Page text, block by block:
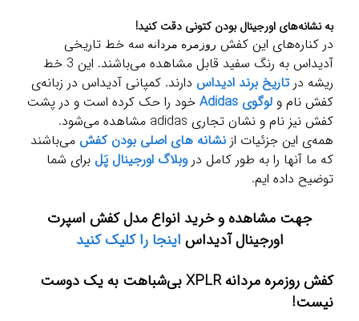
به نشانه‌های اورجینال بودن کتونی دقت کنید!
در کناره‌های این کفش روزمره مردانه سه خط تاریخی
آدیداس به رنگ سفید قابل مشاهده می‌باشند. این 3 خط
ریشه در تاریخ برند ادیداس دارند. کمپانی آدیداس در زبانه‌ی
کفش نام و لوگوی Adidas
خود را حک کرده است و در پشت
کفش نیز نام و نشان تجاری adidas مشاهده می‌شود.
همه‌ی این جزئیات از نشانه های اصلی بودن کفش می‌باشند
که ما آنها را به طور کامل دروبلاگ اورجینال پَل برای شما
توضیح داده ایم.
جهت مشاهده و خرید انواع مدل کفش اسپرت
اورجینال آدیداس اینجا را کلیک کنید
کفش روزمره مردانه XPLR بی‌شباهت به یک دوست
نیست!